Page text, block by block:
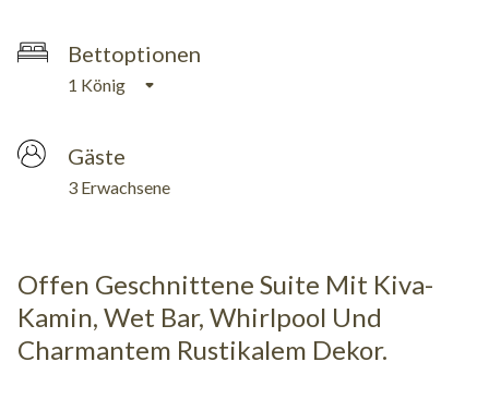
Bettoptionen
1 König
Gäste
3 Erwachsene
Offen Geschnittene Suite Mit Kiva-
Kamin, Wet Bar, Whirlpool Und
Charmantem Rustikalem Dekor.